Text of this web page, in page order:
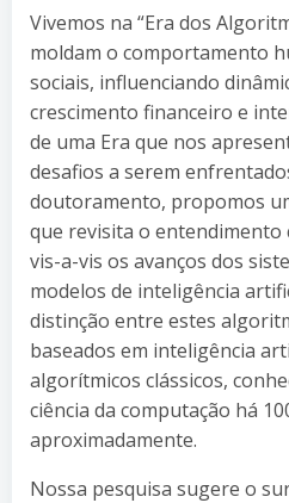
Vivemos na “Era dos
moldam o comportamento
sociais, influenciando
crescimento financeiro e
de uma Era que nos
desafios a serem
doutoramento, propomos
que revisita o entendimento
vis-a-vis os avanços dos
modelos de inteligência
distinção entre estes
baseados em inteligência
algorítmicos clássicos,
ciência da computação há
aproximadamente.
Nossa pesquisa sugere o